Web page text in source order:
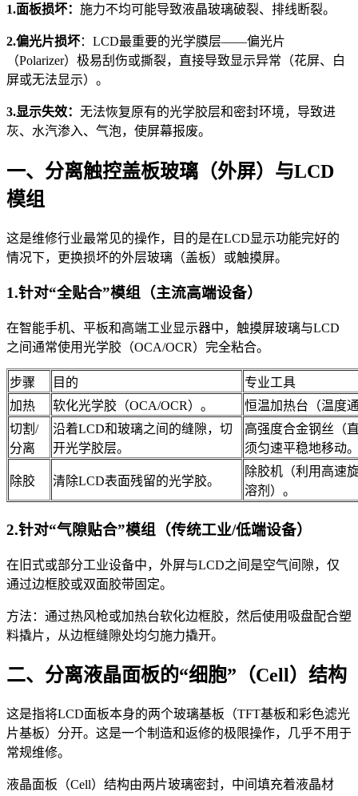
1.面板损坏： 施力不均可能导致液晶玻璃破裂、排线断裂。
2.偏光片损坏：LCD最重要的光学膜层——偏光片
（Polarizer）极易刮伤或撕裂，直接导致显示异常（花屏、白
屏或无法显示）。
3.显示失效： 无法恢复原有的光学胶层和密封环境，导致进
灰、水汽渗入、气泡，使屏幕报废。
一、分离触控盖板玻璃（外屏）与LCD
模组
这是维修行业最常见的操作，目的是在LCD显示功能完好的
情况下，更换损坏的外层玻璃（盖板）或触摸屏。
1.针对“全贴合”模组（主流高端设备）
在智能手机、平板和高端工业显示器中，触摸屏玻璃与LCD
之间通常使用光学胶（OCA/OCR）完全粘合。
步骤 目的
专业工具
加热
软化光学胶（OCA/OCR）。
恒温加热台（温度
切割/
分离
沿着LCD和玻璃之间的缝隙，切
开光学胶层。
高强度合金钢丝（
须匀速平稳地移动
除胶 清除LCD表面残留的光学胶。
除胶机（利用高速
溶剂）。
2.针对“气隙贴合”模组（传统工业/低端设备）
在旧式或部分工业设备中，外屏与LCD之间是空气间隙，仅
通过边框胶或双面胶带固定。
方法：通过热风枪或加热台软化边框胶，然后使用吸盘配合塑
料撬片，从边框缝隙处均匀施力撬开。
二、分离液晶面板的“细胞”（Cell）结构
这是指将LCD面板本身的两个玻璃基板（TFT基板和彩色滤光
片基板）分开。这是一个制造和返修的极限操作，几乎不用于
常规维修。
液晶面板（Cell）结构由两片玻璃密封，中间填充着液晶材